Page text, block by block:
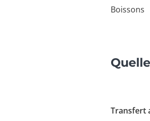
Boissons
Transfert